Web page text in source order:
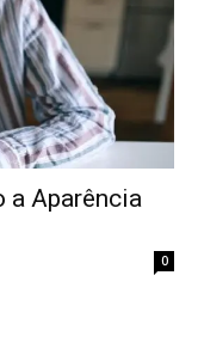
a Aparência
0